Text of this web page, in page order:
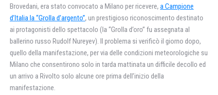
Brovedani, era stato convocato a Milano per ricevere, a Campione
d’Italia la “Grolla d’argento”, un prestigioso riconoscimento destinato
ai protagonisti dello spettacolo (la “Grolla d’oro” fu assegnata al
ballerino russo Rudolf Nureyev). Il problema si verificò il giorno dopo,
quello della manifestazione, per via delle condizioni meteorologiche su
Milano che consentirono solo in tarda mattinata un difficile decollo ed
un arrivo a Rivolto solo alcune ore prima dell’inizio della
manifestazione.